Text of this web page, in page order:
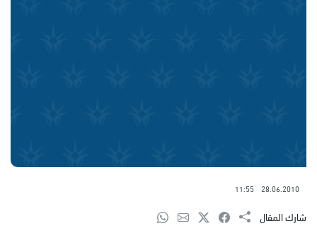
28.06.2010
11:55
شارك المقال